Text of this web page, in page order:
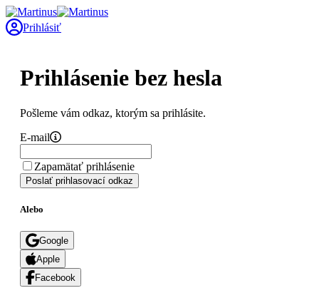
Prihlásiť
Prihlásenie bez hesla
Pošleme vám odkaz, ktorým sa prihlásite.
E-mail
Zapamätať prihlásenie
Poslať prihlasovací odkaz
Alebo
Google
Apple
Facebook